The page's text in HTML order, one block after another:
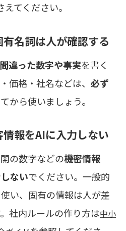
てください。
名詞は人が確認する
違った数字や事実を書く
価格・社名などは、 必ず
から使いましょう。
報をAIに入力しない
の数字などの機密情報
ないでください。一般的
い、固有の情報は人が差
社内ルールの作り方は中小